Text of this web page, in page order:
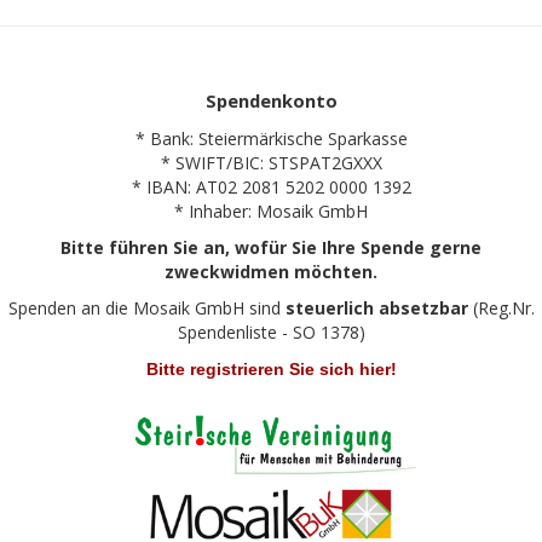
Spendenkonto
* Bank: Steiermärkische Sparkasse
* SWIFT/BIC: STSPAT2GXXX
* IBAN: AT02 2081 5202 0000 1392
* Inhaber: Mosaik GmbH
Bitte führen Sie an, wofür Sie Ihre Spende gerne
zweckwidmen möchten.
Spenden an die Mosaik GmbH sind steuerlich absetzbar(Reg.Nr.
Spendenliste - SO 1378)
Bitte registrieren Sie sich hier!